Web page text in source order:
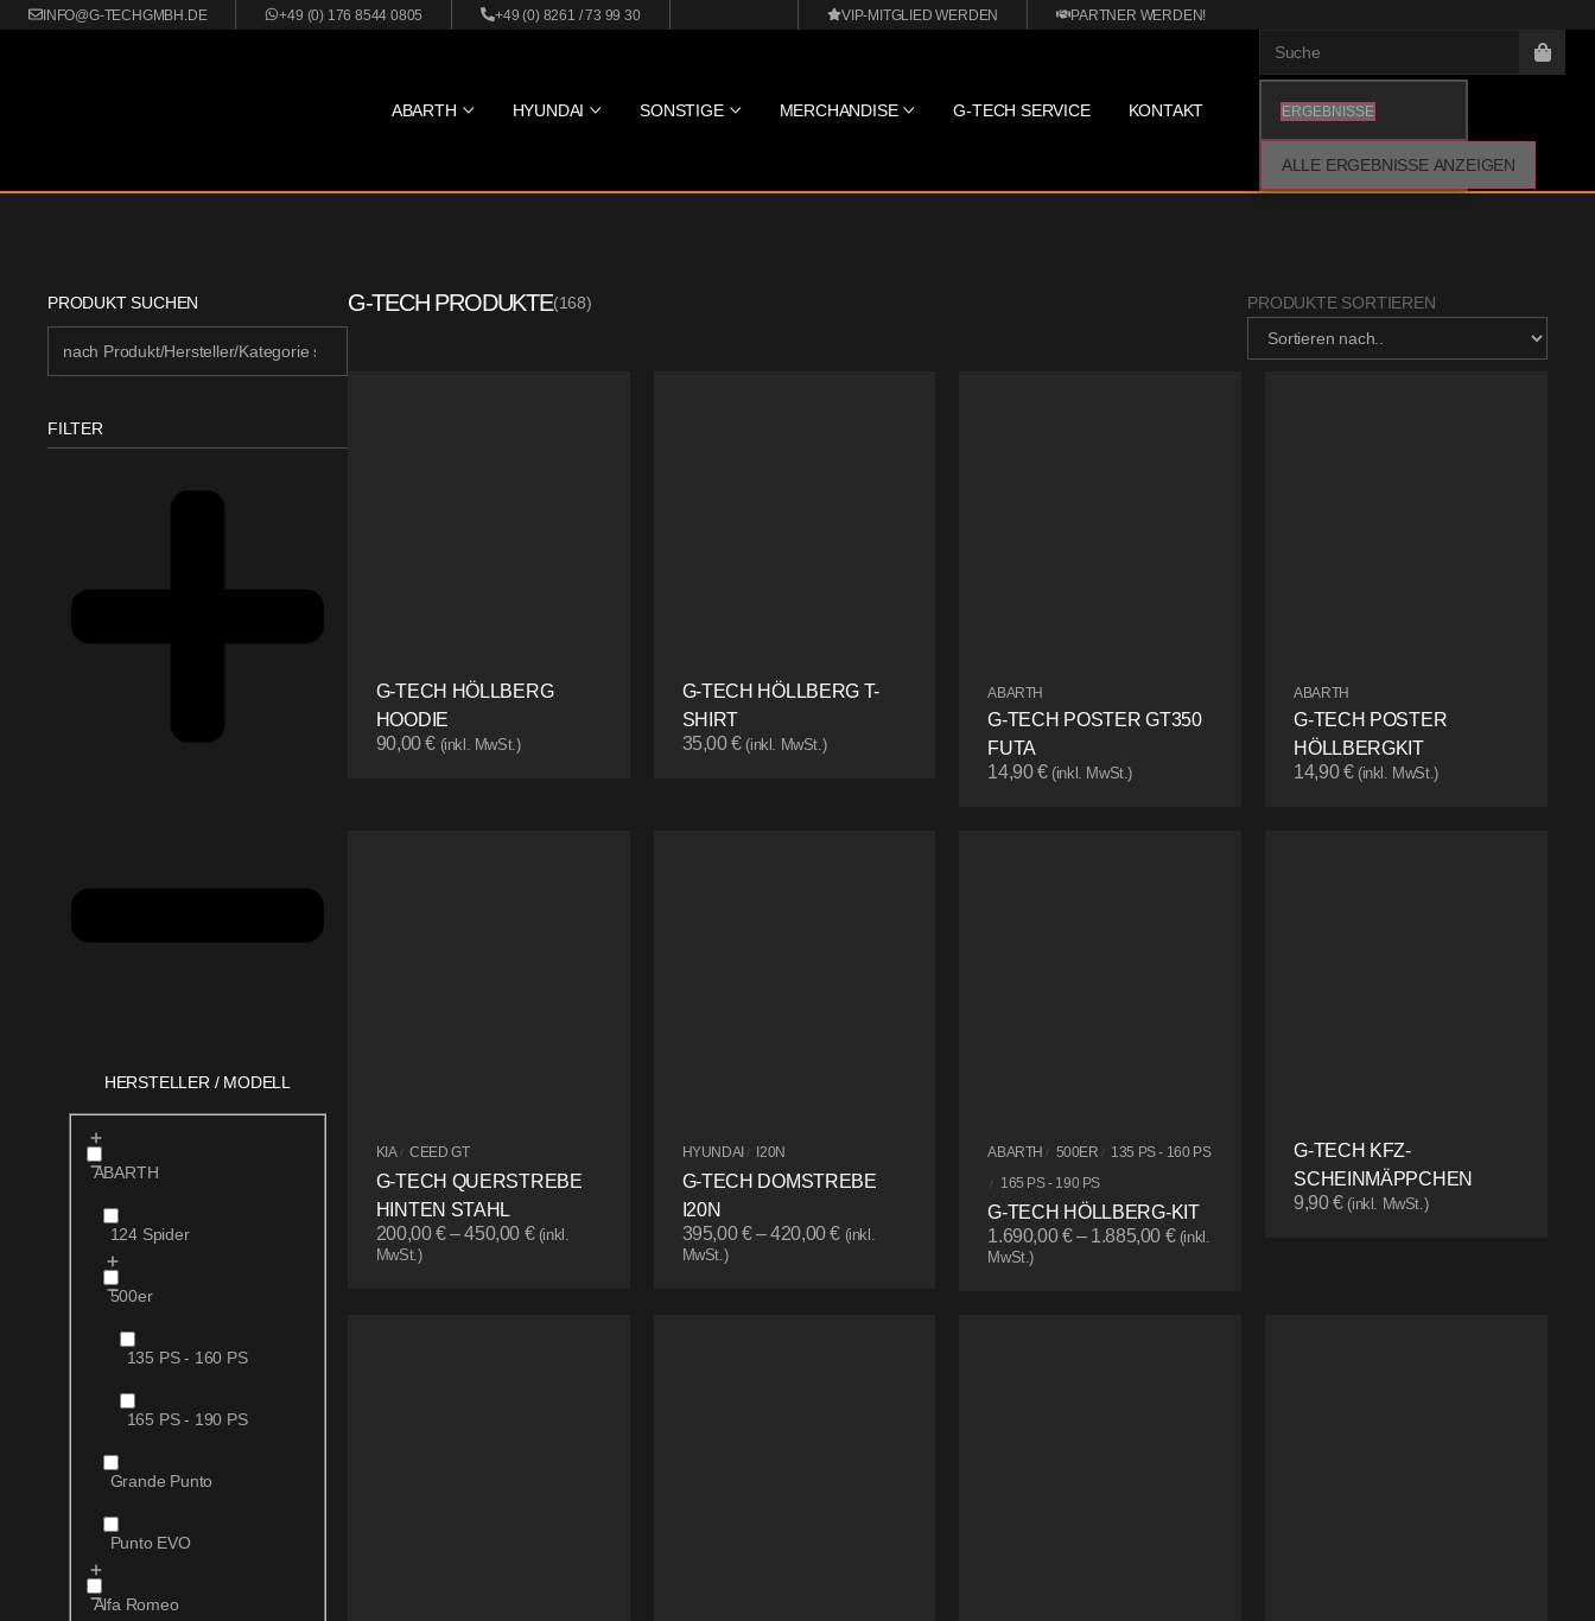
INFO@G-TECHGMBH.DE +49 (0) 176 8544 0805 +49 (0) 8261 / 73 99 30 VIP-MITGLIED WERDEN PARTNER WERDEN!
ABARTH HYUNDAI SONSTIGE MERCHANDISE G-TECH SERVICE KONTAKT ERGEBNISSE
ALLE ERGEBNISSE ANZEIGEN
PRODUKT SUCHEN
FILTER
HERSTELLER / MODELL
ABARTH
124 Spider
500er
135 PS - 160 PS
165 PS - 190 PS
Grande Punto
Punto EVO
Alfa Romeo
G-TECH PRODUKTE(168) PRODUKTE SORTIEREN
G-TECH HÖLLBERG
HOODIE
90,00€ (inkl. MwSt.)
G-TECH HÖLLBERG T-
SHIRT
35,00€ (inkl. MwSt.)
ABARTH
G-TECH POSTER GT350
FUTA
14,90€ (inkl. MwSt.)
ABARTH
G-TECH POSTER
HÖLLBERGKIT
14,90€ (inkl. MwSt.)
KIA / CEED GT
G-TECH QUERSTREBE
HINTEN STAHL
200,00€–450,00 € (inkl.
MwSt.)
HYUNDAI / I20N
G-TECH DOMSTREBE
I20N
395,00€–420,00€ (inkl.
MwSt.)
ABARTH / 500ER / 135 PS - 160 PS
/ 165 PS - 190 PS
G-TECH HÖLLBERG-KIT
1.690,00€– 1.885,00 € (inkl.
MwSt.)
G-TECH KFZ-
SCHEINMÄPPCHEN
9,90€ (inkl. MwSt.)